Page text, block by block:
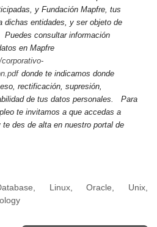
y Fundación Mapfre, tus
dichas entidades, y ser objeto de
Puedes consultar información
en Mapfre
donde te indicamos donde
rectificación, supresión,
de tus datos personales.
Para
te invitamos a que accedas a
des de alta en nuestro portal de
Linux, Oracle, Unix,